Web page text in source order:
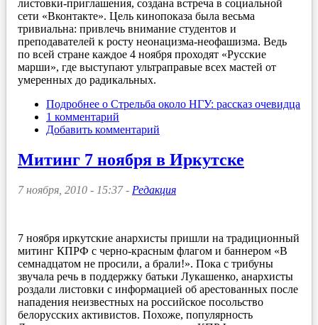
листовки-приглашения, создана встреча в социальной
сети «Вконтакте». Цель кинопоказа была весьма
тривиальна: привлечь внимание студентов и
преподавателей к росту неонацизма-неофашизма. Ведь
по всей стране каждое 4 ноября проходят «Русские
марши», где выступают ультраправые всех мастей от
умеренных до радикальных.
Подробнее о Стрельба около НГУ: рассказ очевидца
1 комментарий
Добавить комментарий
Митинг 7 ноября в Иркутске
7 ноября, 2010 - 15:37 - Редакция
7 ноября иркутские анархисты пришли на традиционный
митинг КПРФ с черно-красным флагом и баннером «В
семнадцатом не просили, а брали!». Пока с трибуны
звучала речь в поддержку батьки Лукашенко, анархисты
роздали листовки с информацией об арестованных после
нападения неизвестных на российское посольство
белорусских активистов. Похоже, популярность